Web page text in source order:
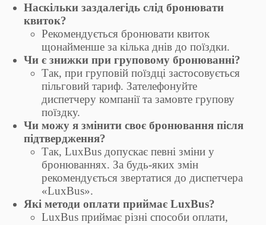
Наскільки заздалегідь слід бронювати
квиток?
Рекомендується бронювати квиток
щонайменше за кілька днів до поїздки.
Чи є знижки при груповому бронюванні?
Так, при груповій поїздці застосовується
пільговий тариф. Зателефонуйте
диспетчеру компанії та замовте групову
поїздку.
Чи можу я змінити своє бронювання після
підтвердження?
Так, LuxBus допускає певні зміни у
бронюваннях. За будь-яких змін
рекомендується звертатися до диспетчера
«LuxBus».
Які методи оплати приймає LuxBus?
LuxBus приймає різні способи оплати,